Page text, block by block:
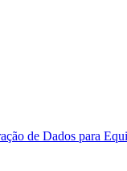
de Dados para